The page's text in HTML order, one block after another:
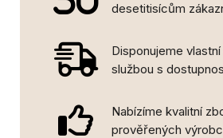
desetitisícům
Disponujeme
službou s
Nabízíme kvalitní
prověřených